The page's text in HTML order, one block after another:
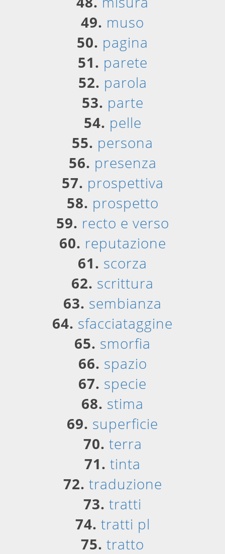
49. muso
50. pagina
51. parete
52. parola
53. parte
54. pelle
55. persona
56. presenza
57. prospettiva
58. prospetto
59. recto e verso
60. reputazione
61. scorza
62. scrittura
63. sembianza
64. sfacciataggine
65. smorfia
66. spazio
67. specie
68. stima
69. superficie
70. terra
71. tinta
72. traduzione
73. tratti
74. tratti pl
75. tratto